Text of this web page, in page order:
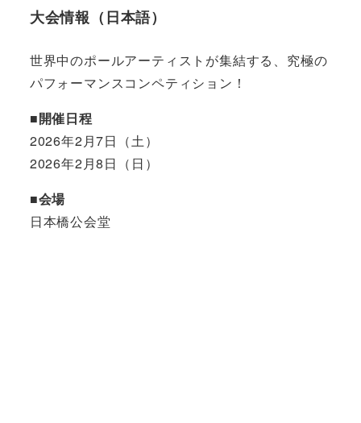
大会情報（日本語）
世界中のポールアーティストが集結する、究極の
パフォーマンスコンペティション！
■開催日程
2026年2月7日（土）
2026年2月8日（日）
■会場
日本橋公会堂